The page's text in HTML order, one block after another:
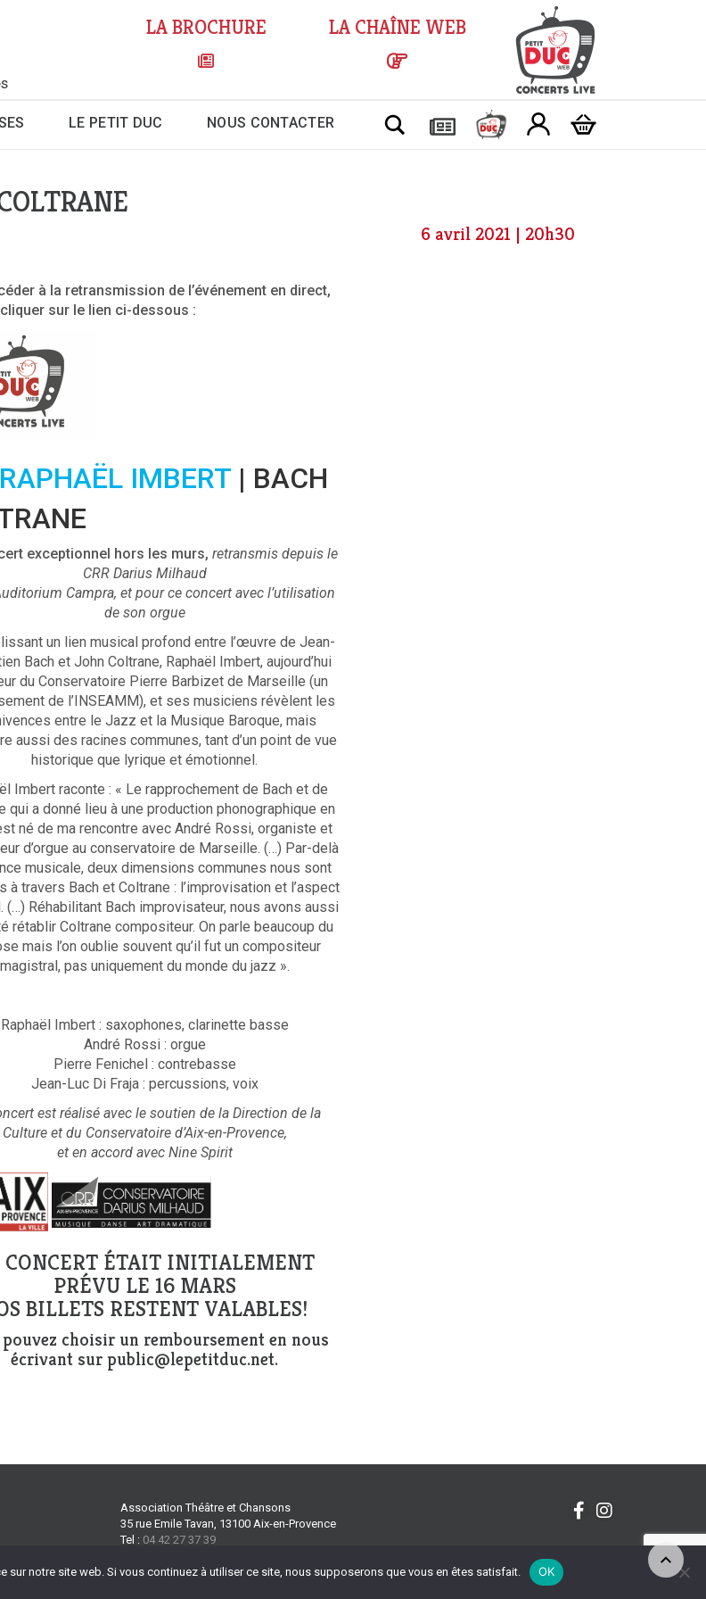
LA BROCHURE LA CHAÎNE WEB
LE PETIT DUC NOUS CONTACTER Chercher
6 avril 2021 | 20h30
à la retransmission de l’événement en direct,
sur le lien ci-dessous :
RAPHAËL IMBERT | BACH
exceptionnel hors les murs,retransmis depuis le
CRR Darius Milhaud
Campra, et pour ce concert avec l’utilisation
de son orgue
un lien musical profond entre l’œuvre de Jean-
Bach et John Coltrane, Raphaël Imbert, aujourd’hui
du Conservatoire Pierre Barbizet de Marseille (un
de l’INSEAMM), et ses musiciens révèlent les
entre le Jazz et la Musique Baroque, mais
aussi des racines communes, tant d’un point de vue
historique que lyrique et émotionnel.
Imbert raconte : « Le rapprochement de Bach et de
qui a donné lieu à une production phonographique en
né de ma rencontre avec André Rossi, organiste et
d’orgue au conservatoire de Marseille. (…) Par-delà
musicale, deux dimensions communes nous sont
à travers Bach et Coltrane : l’improvisation et l’aspect
(…) Réhabilitant Bach improvisateur, nous avons aussi
rétablir Coltrane compositeur. On parle beaucoup du
mais l’on oublie souvent qu’il fut un compositeur
magistral, pas uniquement du monde du jazz ».
Raphaël Imbert : saxophones, clarinette basse
André Rossi : orgue
Pierre Fenichel : contrebasse
Jean-Luc Di Fraja : percussions, voix
est réalisé avec le soutien de la Direction de la
Culture et du Conservatoire d’Aix-en-Provence,
et en accord avec Nine Spirit
CONCERT ÉTAIT INITIALEMENT
PRÉVU LE 16 MARS
BILLETS RESTENT VALABLES!
choisir un remboursement en nous
écrivant sur public@lepetitduc.net.
Association Théâtre et Chansons
35 rue Emile Tavan, 13100 Aix-en-Provence
Tel : 04 42 27 37 39
notre site web. Si vous continuez à utiliser ce site, nous supposerons que vous en êtes satisfait.
OK